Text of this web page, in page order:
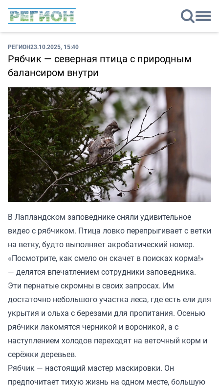
РЕГИОН23.10.2025, 15:40
Рябчик — северная птица с природным
балансиром внутри
В Лапландском заповеднике сняли удивительное
видео с рябчиком. Птица ловко перепрыгивает с ветки
на ветку, будто выполняет акробатический номер.
«Посмотрите, как смело он скачет в поисках корма!»
— делятся впечатлением сотрудники заповедника.
Эти пернатые скромны в своих запросах. Им
достаточно небольшого участка леса, где есть ели для
укрытия и ольха с березами для пропитания. Осенью
рябчики лакомятся черникой и вороникой, а с
наступлением холодов переходят на веточный корм и
серёжки деревьев.
Рябчик — настоящий мастер маскировки. Он
предпочитает тихую жизнь на одном месте, большую